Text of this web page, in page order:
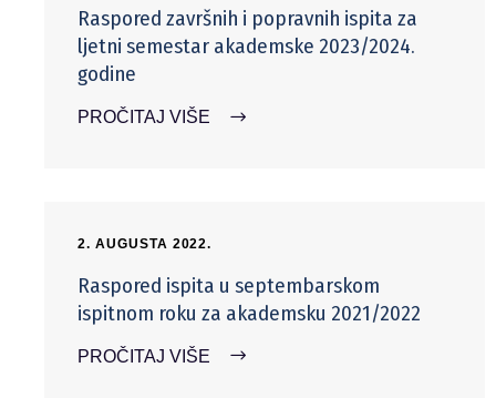
Raspored završnih i popravnih ispita za
ljetni semestar akademske 2023/2024.
godine
PROČITAJ VIŠE
2. AUGUSTA 2022.
Raspored ispita u septembarskom
ispitnom roku za akademsku 2021/2022
PROČITAJ VIŠE